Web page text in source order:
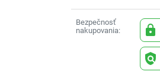
Bezpečnosť
nakupovania:
lock
policy